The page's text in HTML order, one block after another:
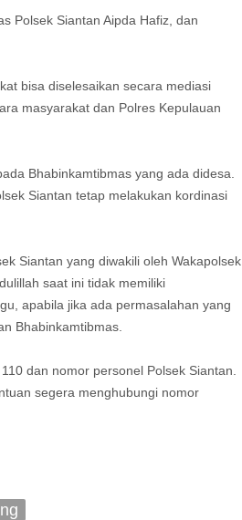
Polsek Siantan Aipda Hafiz, dan
bisa diselesaikan secara mediasi
masyarakat dan Polres Kepulauan
Bhabinkamtibmas yang ada didesa.
Siantan tetap melakukan kordinasi
Siantan yang diwakili oleh Wakapolsek
saat ini tidak memiliki
apabila jika ada permasalahan yang
Bhabinkamtibmas.
dan nomor personel Polsek Siantan.
segera menghubungi nomor